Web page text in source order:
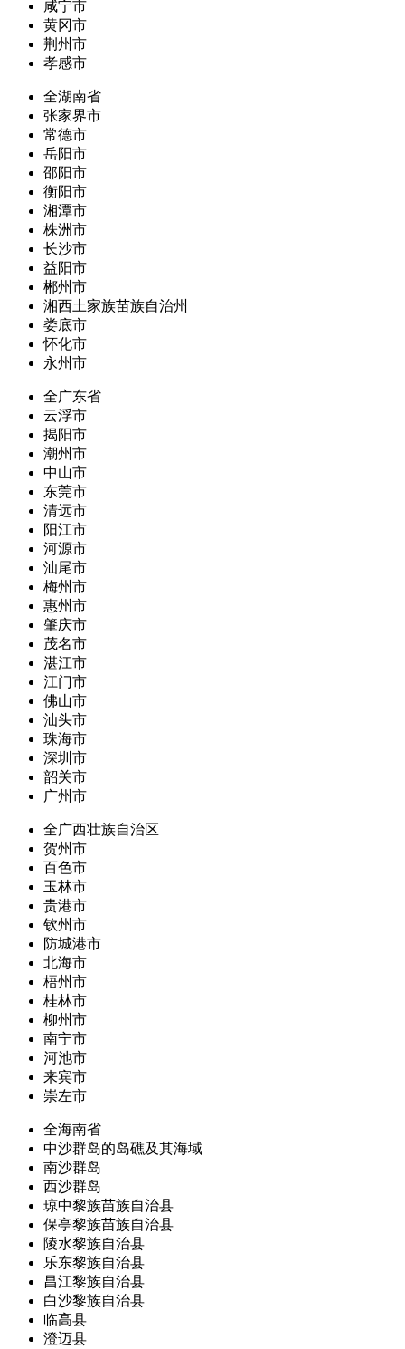
咸宁市
黄冈市
荆州市
孝感市
全湖南省
张家界市
常德市
岳阳市
邵阳市
衡阳市
湘潭市
株洲市
长沙市
益阳市
郴州市
湘西土家族苗族自治州
娄底市
怀化市
永州市
全广东省
云浮市
揭阳市
潮州市
中山市
东莞市
清远市
阳江市
河源市
汕尾市
梅州市
惠州市
肇庆市
茂名市
湛江市
江门市
佛山市
汕头市
珠海市
深圳市
韶关市
广州市
全广西壮族自治区
贺州市
百色市
玉林市
贵港市
钦州市
防城港市
北海市
梧州市
桂林市
柳州市
南宁市
河池市
来宾市
崇左市
全海南省
中沙群岛的岛礁及其海域
南沙群岛
西沙群岛
琼中黎族苗族自治县
保亭黎族苗族自治县
陵水黎族自治县
乐东黎族自治县
昌江黎族自治县
白沙黎族自治县
临高县
澄迈县